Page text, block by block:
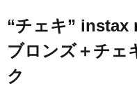
“チェキ”
ブロンズ＋チェ
ク